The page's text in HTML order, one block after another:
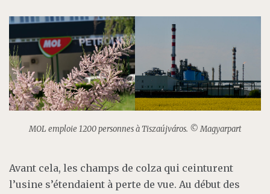
MOL emploie 1200 personnes à Tiszaújváros. © Magyarpart
Avant cela, les champs de colza qui ceinturent
l’usine s’étendaient à perte de vue. Au début des